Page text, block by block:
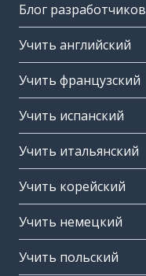
Блог разработчиков
Учить английский
Учить французский
Учить испанский
Учить итальянский
Учить корейский
Учить немецкий
Учить польский